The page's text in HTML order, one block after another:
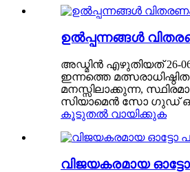
ഉൽപ്പന്നങ്ങൾ
അഡ്മിൻ എഴുതിയത് 26-
ഇന്നത്തെ
മനസ്സിലാക്കുന്ന,
സിയാമെൻ സോ ഗുഡ്
കൂടുതൽ വായിക്കുക
വിജയകരമായ